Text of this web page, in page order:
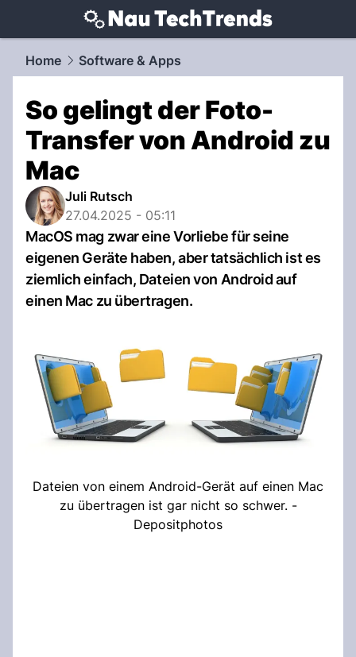
techtrends.NAU.ch
Home Software & Apps
So gelingt der Foto-
Transfer von Android zu
Mac
Juli Rutsch
27.04.2025 - 05:11
MacOS mag zwar eine Vorliebe für seine
eigenen Geräte haben, aber tatsächlich ist es
ziemlich einfach, Dateien von Android auf
einen Mac zu übertragen.
Dateien von einem Android-Gerät auf einen Mac
zu übertragen ist gar nicht so schwer. -
Depositphotos